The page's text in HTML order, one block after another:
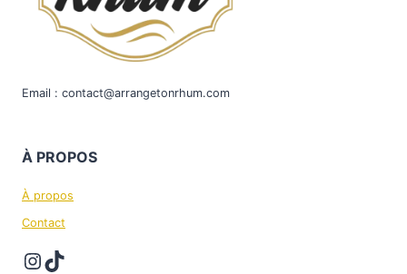
Email : contact@arrangetonrhum.com
À PROPOS
À propos
Contact
Instagram
TikTok